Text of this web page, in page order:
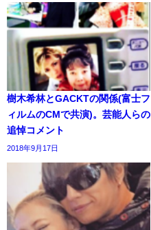
樹木希林とGACKTの関係(富士フ
ィルムのCMで共演)。芸能人らの
追悼コメント
2018年9月17日